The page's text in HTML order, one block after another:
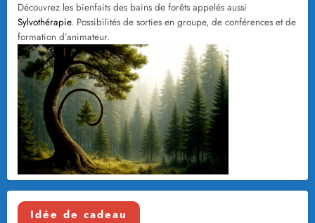
Découvrez les bienfaits des bains de forêts appelés aussi
Sylvothérapie. Possibilités de sorties en groupe, de conférences et de
formation d’animateur.
Idée de cadeau